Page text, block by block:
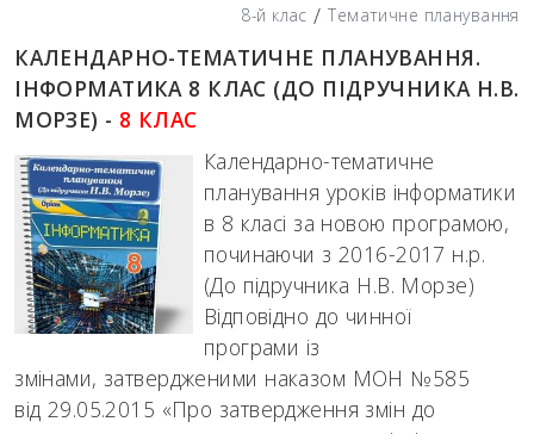
8-й клас / Тематичне планування
КАЛЕНДАРНО-ТЕМАТИЧНЕ ПЛАНУВАННЯ.
ІНФОРМАТИКА 8 КЛАС (ДО ПІДРУЧНИКА Н.В.
МОРЗЕ) - 8 КЛАС
Календарно-тематичне
планування уроків інформатики
в 8 класі за новою програмою,
починаючи з 2016-2017 н.р.
(До підручника Н.В. Морзе)
Відповідно до чинної
програми із
змінами, затвердженими наказом МОН №585
від 29.05.2015 «Про затвердження змін до